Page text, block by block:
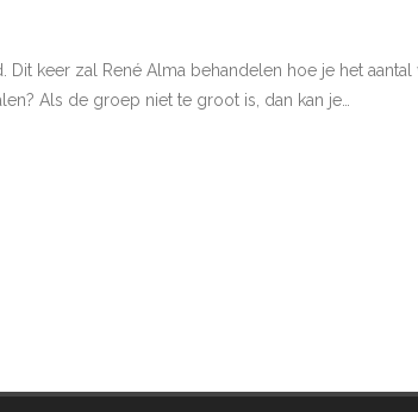
keer zal René Alma behandelen hoe je het
Als de groep niet te groot is, dan kan je…